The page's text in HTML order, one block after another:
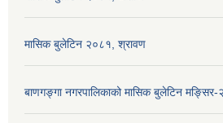
मासिक बुलेटिन २०८१, श्रावण
बाणगङ्गा नगरपालिकाको मासिक बुलेटिन